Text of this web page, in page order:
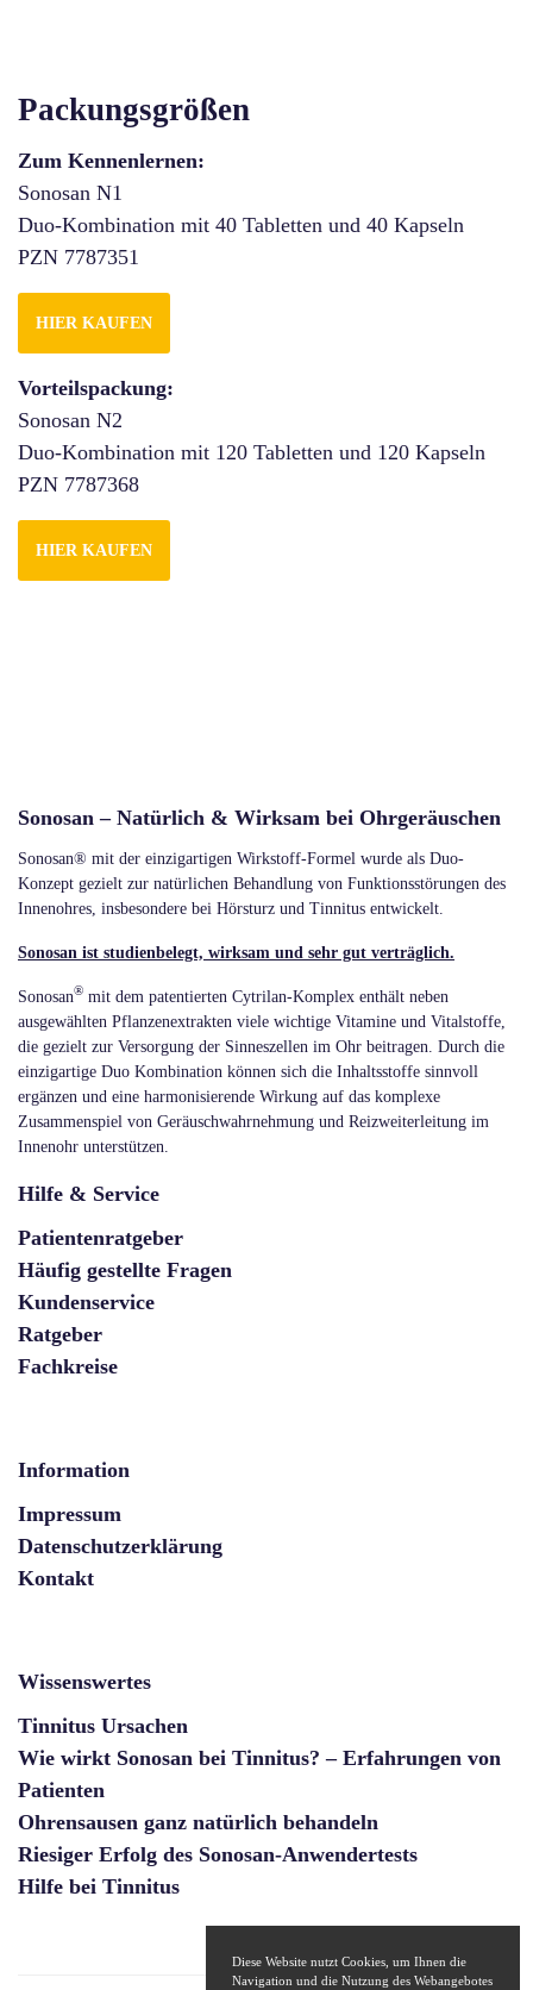
Diese Website nutzt Cookies, um Ihnen die
Navigation und die Nutzung des Webangebotes
Packungsgrößen
Zum Kennenlernen:
Sonosan N1
Duo-Kombination mit 40 Tabletten und 40 Kapseln
PZN 7787351
HIER KAUFEN
Vorteilspackung:
Sonosan N2
Duo-Kombination mit 120 Tabletten und 120 Kapseln
PZN 7787368
HIER KAUFEN
Sonosan – Natürlich & Wirksam bei Ohrgeräuschen
Sonosan® mit der einzigartigen Wirkstoff-Formel wurde als Duo-
Konzept gezielt zur natürlichen Behandlung von Funktionsstörungen des
Innenohres, insbesondere bei Hörsturz und Tinnitus entwickelt.
Sonosan ist studienbelegt, wirksam und sehr gut verträglich.
Sonosan® mit dem patentierten Cytrilan-Komplex enthält neben
ausgewählten Pflanzenextrakten viele wichtige Vitamine und Vitalstoffe,
die gezielt zur Versorgung der Sinneszellen im Ohr beitragen. Durch die
einzigartige Duo Kombination können sich die Inhaltsstoffe sinnvoll
ergänzen und eine harmonisierende Wirkung auf das komplexe
Zusammenspiel von Geräuschwahrnehmung und Reizweiterleitung im
Innenohr unterstützen.
Hilfe & Service
Patientenratgeber
Häufig gestellte Fragen
Kundenservice
Ratgeber
Fachkreise
Information
Impressum
Datenschutzerklärung
Kontakt
Wissenswertes
Tinnitus Ursachen
Wie wirkt Sonosan bei Tinnitus? – Erfahrungen von
Patienten
Ohrensausen ganz natürlich behandeln
Riesiger Erfolg des Sonosan-Anwendertests
Hilfe bei Tinnitus